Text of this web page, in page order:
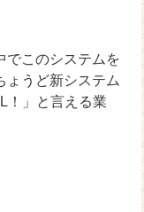
でこのシステムを
ょうど新システム
！」と言える業